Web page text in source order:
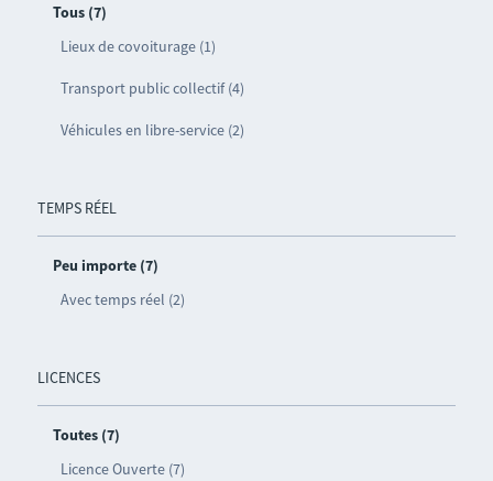
Tous (7)
Lieux de covoiturage (1)
Transport public collectif (4)
Véhicules en libre-service (2)
TEMPS RÉEL
Peu importe (7)
Avec temps réel (2)
LICENCES
Toutes (7)
Licence Ouverte (7)